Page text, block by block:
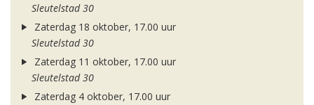
Sleutelstad 30
Zaterdag 18 oktober, 17.00 uur
Sleutelstad 30
Zaterdag 11 oktober, 17.00 uur
Sleutelstad 30
Zaterdag 4 oktober, 17.00 uur